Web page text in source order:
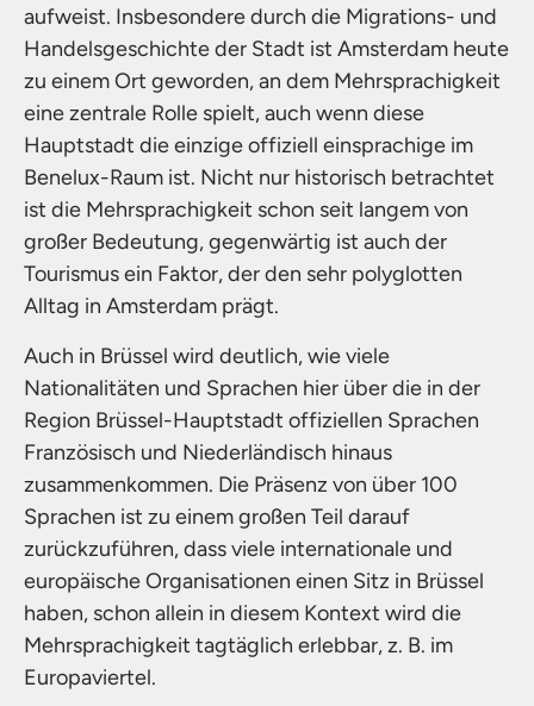
aufweist. Insbesondere durch die Migrations- und
Handelsgeschichte der Stadt ist Amsterdam heute
zu einem Ort geworden, an dem Mehrsprachigkeit
eine zentrale Rolle spielt, auch wenn diese
Hauptstadt die einzige offiziell einsprachige im
Benelux-Raum ist. Nicht nur historisch betrachtet
ist die Mehrsprachigkeit schon seit langem von
großer Bedeutung, gegenwärtig ist auch der
Tourismus ein Faktor, der den sehr polyglotten
Alltag in Amsterdam prägt.
Auch in Brüssel wird deutlich, wie viele
Nationalitäten und Sprachen hier über die in der
Region Brüssel-Hauptstadt offiziellen Sprachen
Französisch und Niederländisch hinaus
zusammenkommen. Die Präsenz von über 100
Sprachen ist zu einem großen Teil darauf
zurückzuführen, dass viele internationale und
europäische Organisationen einen Sitz in Brüssel
haben, schon allein in diesem Kontext wird die
Mehrsprachigkeit tagtäglich erlebbar, z. B. im
Europaviertel.